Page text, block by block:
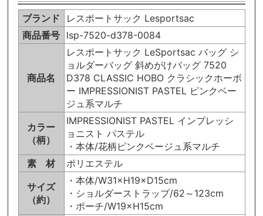
ブランド
レスポートサック Lesportsac
商品番号 lsp-7520-d378-0084
商品名
レスポートサック LeSportsac バッグ シ
ョルダーバッグ 斜めがけバッグ 7520
D378 CLASSIC HOBO クラシックホーボ
ー IMPRESSIONIST PASTEL ピンクベー
ジュ系マルチ
カラー
（柄）
IMPRESSIONIST PASTEL インプレッシ
ョニスト パステル
・本体/花柄ピンクベージュ系マルチ
素 材
ポリエステル
サイズ
（約）
・本体/W31×H19×D15cm
・ショルダーストラップ/62～123cm
・ポーチ/W19×H15cm